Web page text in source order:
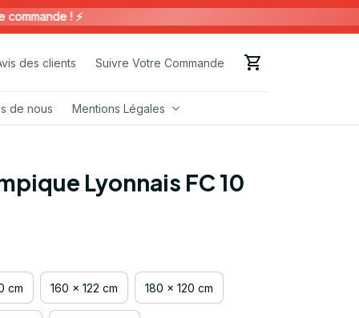
! ⚡️
des clients Suivre Votre Commande
de nous Mentions Légales
Lyonnais FC 10
cm 160 x 122 cm 180 x 120 cm